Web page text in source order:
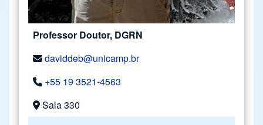
Professor Doutor, DGRN
daviddeb@unicamp.br
+55 19 3521-4563
Sala 330